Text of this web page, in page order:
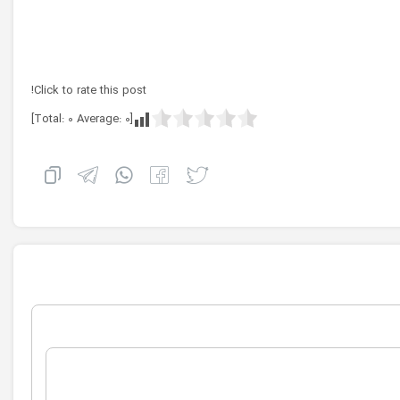
Click to rate this post!
[Total:
0 Average: 0
]